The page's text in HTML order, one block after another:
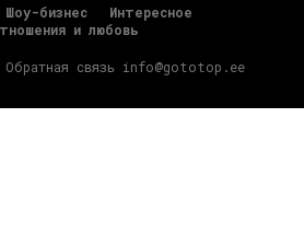
Шоу-бизнес
Интересное
и любовь
связь info@gototop.ee